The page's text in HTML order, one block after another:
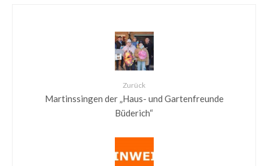
Zurück
Martinssingen der „Haus- und Gartenfreunde
Büderich“